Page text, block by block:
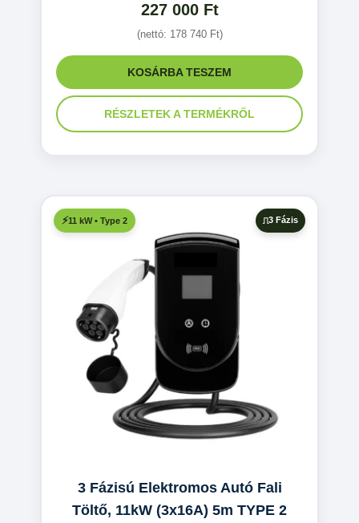
227 000 Ft
(nettó: 178 740 Ft)
KOSÁRBA TESZEM
RÉSZLETEK A TERMÉKRŐL
11 kW • Type 2 3 Fázis
3 Fázisú Elektromos Autó Fali
Töltő, 11kW (3x16A) 5m TYPE 2